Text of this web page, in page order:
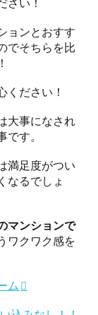
さい！
ョンとおすす
でそちらを比
ください！
大事になされ
す。
満足度がつい
なるでしょ
マンションで
ワクワク感を
ム